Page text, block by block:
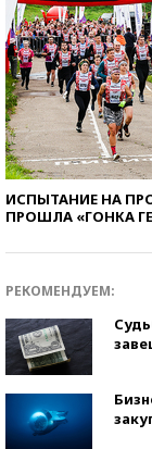
ИСПЫТАНИЕ НА
ПРОШЛА «ГОНКА
РЕКОМЕНДУЕМ: